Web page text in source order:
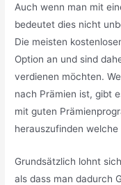
Auch wenn man mit
bedeutet dies nicht
Die meisten
Option an und sind
verdienen möchten.
nach Prämien ist, gibt
mit guten
herauszufinden
Grundsätzlich lohnt
als dass man dadurch